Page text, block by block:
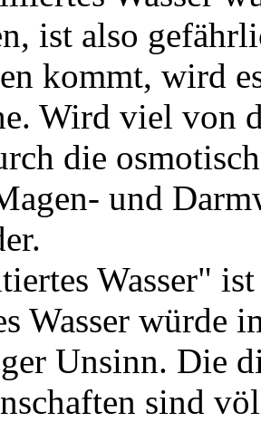
ist also
kommt, wird
Wird viel von
die
und
Wasser"
Wasser würde
Unsinn. Die
sind